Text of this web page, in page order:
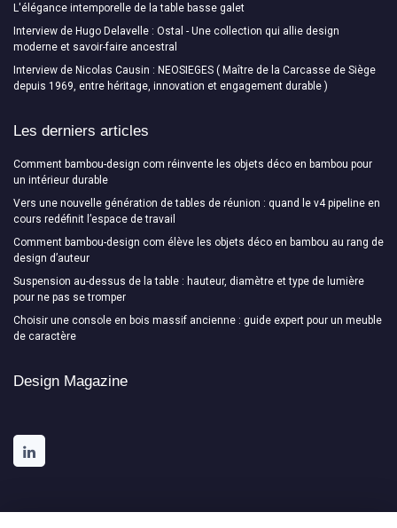
L'élégance intemporelle de la table basse galet
Interview de Hugo Delavelle : Ostal - Une collection qui allie design
moderne et savoir-faire ancestral
Interview de Nicolas Causin : NEOSIEGES ( Maître de la Carcasse de Siège
depuis 1969, entre héritage, innovation et engagement durable )
Les derniers articles
Comment bambou-design com réinvente les objets déco en bambou pour
un intérieur durable
Vers une nouvelle génération de tables de réunion : quand le v4 pipeline en
cours redéfinit l’espace de travail
Comment bambou-design com élève les objets déco en bambou au rang de
design d’auteur
Suspension au-dessus de la table : hauteur, diamètre et type de lumière
pour ne pas se tromper
Choisir une console en bois massif ancienne : guide expert pour un meuble
de caractère
Design Magazine